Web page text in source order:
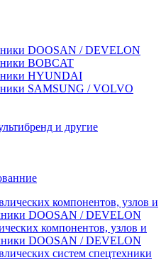
DOOSAN / DEVELON
BOBCAT
HYUNDAI
SAMSUNG / VOLVO
и другие
компонентов, узлов и
DOOSAN / DEVELON